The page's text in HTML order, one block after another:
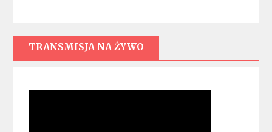
TRANSMISJA NA ŻYWO